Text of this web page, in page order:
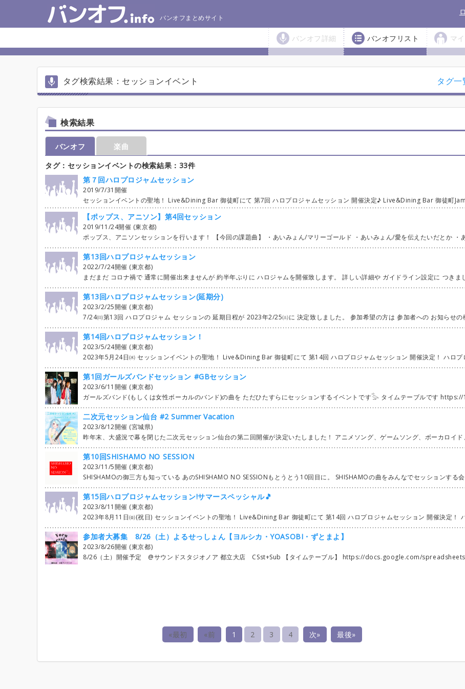
バンオフまとめサイト
バンオフ詳細 バンオフリスト マ
タグ検索結果：セッションイベント タグ一
検索結果
バンオフ
楽曲
タグ：セッションイベントの検索結果：33件
第７回ハロプロジャムセッション
2019/7/31開催
セッションイベントの聖地！ Live&Dining Bar 御徒町にて 第7回 ハロプロジャムセッション 開催決定♪ Live&Dining Bar 御徒町Jam Sessionにて ハロプロの楽曲を お酒を飲みながら お食事をしながら みんなで 仕事帰り！学校帰り！現場帰りに！(笑) 楽しく！ゆる～く！気軽に！ セッションPartyしませんか？ ギター！ベース！キーボードは お店にあるので！ 手ぶらでOK！ もちろん 見学だけでも大丈夫✌️ 初心者さんももちろん大歓
【ポップス、アニソン】第4回セッション
2019/11/24開催 (東京都)
ポップス、アニソンセッションを行います！ 【今回の課題曲】 ・あいみょん/マリーゴールド ・あいみょん/愛を伝えたいだとか ・あいみょん/夢追いベンガル ・Official髭男dism/pretender ・ポルカドットスティングレイ/テレキャスター・ストライプ ・Lisa/紅蓮華 参加お待ちしてお
第13回ハロプロジャムセッション
2022/7/24開催 (東京都)
まだまだ コロナ禍で 通常に開催出来ませんが 約半年ぶりに ハロジャムを開催致します。 詳しい詳細や ガイドライン設定に つきましては ハロジャム公式Twitter または ここバンオフサイトで 更新して行きますので よろしくお願い致します。 / 主催者 野口健
第13回ハロプロジャムセッション(延期分)
2023/2/25開催 (東京都)
7/24㈰第13回 ハロプロジャム セッションの 延期日程が 2023年2/25㈯に 決定致しました。 参加希望の方は 参加者への お知らせの欄を 良くお読みなりましてから 参加表明をよろしく お願い致します 詳しい詳細や ガイドライン設定に つきましては ハロジャム公式Twitter または ここバンオフサイトで 随時更新して行きます☝️ / 主催者 野
第14回ハロプロジャムセッション！
2023/5/24開催 (東京都)
2023年5月24日㈬ セッションイベントの聖地！ Live&Dining Bar 御徒町にて 第14回 ハロプロジャムセッション 開催決定！ ハロプロの楽曲を お酒を飲みながら お食事をしながら みんなで 楽しく！ゆる～く！気軽に！ セッションPartyしませんか？ ギター！ベース！キーボードは お店にあるので！ 手ぶらでOK！ もちろん 見学だけでも大丈夫✌️ 初心者さんももちろん大歓迎です 参加希望の方は 参加者への お知らせの欄を 良くお読みなりましてから 参加表明をよろしく お願い致します 詳しい詳細や ガイドライン設定に つきましては ハロジャム公式Twitter または ここバンオフサイトで 随時更新して行きます☝️ / 主催者
第1回ガールズバンドセッション #GBセッション
2023/6/11開催 (東京都)
ガールズバンド(もしくは女性ボーカルのバンド)の曲を ただひたすらにセッションするイベントです𓅭 タイムテーブルです https://1drv.ms/x/s!Ap79LBT_WPcygjpUo9ABZRIl3-I3 12:00～12:30 準備・ご挨拶 12:30～17:40演奏 17:40～18:00片付け 18:30～打
二次元セッション仙台 #2 Summer Vacation
2023/8/12開催 (宮城県)
昨年末、大盛況で幕を閉じた二次元セッション仙台の第二回開催が決定いたしました！ アニメソング、ゲームソング、ボーカロイド、VTuberまで、「サブカル」「二次元」をテーマにアットホーム尚且つ初心者から上級者まで楽しめるイベントにしていきたいと考えております。 参加要項等を熟読の上、 皆様のご参加をお待ちしております！ ☆日時・2023年8月12日(土) Setting/10:00～(ボランティアで各自) 受付/12:00～ OPEN(見学者)/12:30 START/13:00 ☆場所・STUDIO SOLfA 2F Fスタジオ ☆参加費 一般\3,000/1名(1ドリンク込) 女性Vo.\1,000/1名(1ドリンク込) 観覧のみ ¥1,500/1名(1ドリンク込) ☆打ち上げ 終演後、会場で中打ち上げあり。 ¥2,200/1名 見学者も参加可です。 フードは打ち上げ参加者様から¥1,000/1名ずつ頂戴し、買い出し班にお任せします。 ☆主催・運営 仙台セッションポータル こんさん PA/LT こんさん(STUDIO SOLfA サウンドエンジニア) スドゥ(STUDIO SOLfA 音響・配信エンジニア) ☆エントリー概要 ・エントリー上限 30名まで ・エントリー制限等は設けません。興味のある方は是非ご気軽にエントリー下さい！ ・主催と連絡を取り合う為、こんさん又は"FOXXIII SoundWorks STUDIO"のTwitterアカウントをフォローしている方のみエントリー対象とさせて頂きます。 ・アニメソング、ゲームソング(エ◯ゲー含む)、ボーカロイド、VTuber等のサブカルチャー関連楽曲の中から選曲を致します。 ・スレッドにて楽曲アンケートを実施致します。 やってみたい楽曲を1人"2曲"まで記入して下さい。 ※アンケート結果は参考にさせて頂きますが、曲数の関係上、人気や流行を加味して楽曲を主催側で決定することとします。ご了承下さい。 ・エントリーの際、一先ず1人3曲を上限としますが、パートが決まらない楽曲に関しては後日エントリー上限の開放を行いますのでお待ち下さい。 ・パートの掛け持ちは可能ですが、メインのパートの方が希望の楽曲にエントリー出来なくなる事を避けたいので、一先ずはメインの楽器のみのエントリーに留めて頂き、上限解放後にエントリー枠が空いていた場合にのみ掛け持ちを可能とします。 ・ギターに関してはGt.1をリードパート・Gt.2をバッキングパートとします。ギターの方はパートを確認の上エントリーをお願い致します。 ☆注意事項・お願い ～コロナ対策について～ ・セッション当日までに体調不良等がある場合には参加を控えて頂きますよう、よろしくお願い致します。キャンセルがありますと他の参加者様に迷惑が掛かってしまうので日頃から感染対策等を心掛けて致きますよう、よろしくお願い致します。 ・上記の理由からセッション開催2週間前より"やむを得ない場合"でもキャンセル料を申し受けます。ご了承下さい。 ・演奏中はマスクを外して頂いても構いませんが、観覧時にはマスクの着用をお願い致します。 ・毎曲5分の換気と4曲に1度(1時間に1度)休憩を兼ねて15分程の換気を挟みます。ホールの扉が開いている際には不要な音出しはしないようにお願い致します。 ・各所に消毒用アルコールが設置されています。こまめに消毒をしましょう。 ・以上の事柄の遵守及び各々の必要に応じ、感染防止に努めるましょう！ ・やむを得ずセッションが中止になる可能性も御座います。その際はどうかご理解とご了承下さいますよう、よろしくお願い致します。 ～演奏参加に関して～ ・連絡等のやり取りが行えるTwitterアカウントを保有している方のみエントリー可能とします。 ・セッション直前での参加キャンセル・ドタキャン等は他の参加者様にもご迷惑が掛かるのでご注意下さい。 ・原則、セッション当日2週間前を参加キャンセルの期限とします。期限を過ぎてからのキャンセルはキャンセル料として演奏参加費の100%を申し受けます。 連絡がつかない場合のドタキャン等は今後の当方主催のイベントへのご参加の一切をお断りさせて頂きます。 ・貴重品の管理・金銭トラブル等に関しては運営・会場側では一切責任を負いかねます。貴重品等はご自身でしっかり管理して頂きますよう、よろしくお願い致します。 ・セッション初参加の方は100均等で予めネーム(名札)を購入して頂きますよう、よろしくお願い致します。ネームの用紙は主催側で準備致します。 〜観覧参加について〜 ・会場の規模を考慮して人数制限を設けている為、今回は一般の観覧参加は不可と致します。 ・主催関係者、セッション参加者関係者で観覧をご希望のみ参加可能と致します。ご了承下さい。 〜物販に関して〜 ・今回のイベントでの物販の展開はございません。 お問い合わせ頂いても対応は出来かねますのでご了承下さい。 ～セッションに関して～ ・多めに時間を押さえておりますが、スムーズな進行の為に参加者様にもご協力頂きたいと考えております。皆様のご協力の程、よろしくお願い致します。 ・参加費にはドリンク代も含まれております。 受付でドリンクチケットをお渡し致しますので、お好きなドリンクとお引き換え下さい。 ・控室・楽屋のご用意が御座いますが、機材スペースに限りが御座いますので、機材のお持ち込みはコンパクトにして頂きます様、よろしくお願い致します。 ・喫煙は所定のスペースのみでお願い致します。 ・他の参加者様が不愉快に感じるような嫌がらせ・誹謗中傷・特に"女性参加者様へのセクハラ・ストーカー行為"等は絶対にご遠慮下さい。 発見した場合、ご退場頂くと共に今後当方主催のイベントへのご参加の一切をお断り致します。 他、スタジオ様・運営の指示に従って頂きます様、よろしくお願い申し上げます。 主催 代表:こんさん Twitter:@FOXX_III_XXX 仙台セッションポータル
第10回SHISHAMO NO SESSION
2023/11/5開催 (東京都)
SHISHAMOの御三方も知っている あのSHISHAMO NO SESSIONもとうとう10回目に。 SHISHAMOの曲をみんなでセッションする会です。 10回目を記念しライブハウスで開催することになりました。 タイムテーブル確認お願いいたします。 https://1drv.ms/x/s!Ap79LBT_WPcygjihBshSi5LwDSLp 都合悪いなどある方、見られない方はTwitter、もしくは掲示板より連絡ください。 流れ ①好きな曲を各自エントリー(勝手に増やしていいです) ②各自で決まった曲を練習 ③当日ぶっつけ本番で合わせる また、バンオフ以外からも募集しますので 埋まったパートはエントリーできないようにしていきます。 同日夕方から同じ会場で企画ライブも行います。 参加バンド募集中です。 気になる方はお気軽にお問い合
第15回ハロプロジャムセッション!サマースペッシャル🎵
2023/8/11開催 (東京都)
2023年8月11日㈮(祝日) セッションイベントの聖地！ Live&Dining Bar 御徒町にて 第14回 ハロプロジャムセッション 開催決定！ ハロプロの楽曲を お酒を飲みながら お食事をしながら みんなで 楽しく！ゆる～く！気軽に！ セッションPartyしませんか？ ギター！ベース！キーボードは お店にあるので！ 手ぶらでOK！ もちろん 見学だけでも大丈夫✌️ 初心者さんももちろん大歓迎です 参加希望の方は 参加者への お知らせの欄を 良くお読みなりましてから 参加表明をよろしく お願い致します 詳しい詳細や ガイドライン設定に つきましては ハロジャム公式Twitter または ここバンオフサイトで 随時更新して行きます☝️ /
参加者大募集 8/26（土）よるせっしょん【ヨルシカ・YOASOBI・ずとまよ】
2023/8/26開催 (東京都)
8/26（土）開催予定 @サウンドスタジオノア 都立大店 CSst+Sub 【タイムテーブル】 https://docs.google.com/spreadsheets/d/1sM0yAGYplLbp69VMd5V6PecCQvSwObeNzGZFLtagntc/edit?usp=sharing 【概要】 ヨルシカ・YOASOBI・ずっと真夜中でいいのに。 3アーティストの混合セッションになります。 楽器初心者やスタジオ初めての方でも楽しめるセッションイベントがモットーです。 (Gt1＝Lead Gt2＝Backing) ※リストにない曲追加は1人1曲までにてお願いします。 初心者の方、初めましての方も大歓迎です。 高校生の方は参加費1,000円です。（学生証のご掲示に限り） お友達引き連れても大歓迎！ 見学のみも可能です。（見学者は無料。自己紹介に見学の旨をコメントお願い致します。） 是非ご参加お待ちしております。 掲示板（自己紹介）交流の際はご自由にお使いください。 セッションの模様は フルレコーディング、3アングルカメラにて収録し スタジオLIVE風に編集した後 動画をYouTubeにて参加者限定に公開いたします。 参加費用のお支払いは現金またはpaypayにて 当日、点呼の際に回収いたします。 【詳細】 6/25 エントリー開始（1人3曲） 7/8 上限曲数解放 （1人5曲） 7/23 上限曲数解放 無制限 【スケジュール】 12:15〜12:30 集合 13:00〜17:00 セッション 17:00〜17:45 バラシ 18:00
«最初 «前 1 2 3 4 次» 最後»